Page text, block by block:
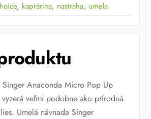
, kaprárina, nastraha, umela
Singer Anaconda Micro Pop Up
veľmi podobne ako prírodná
Umelá návnada Singer